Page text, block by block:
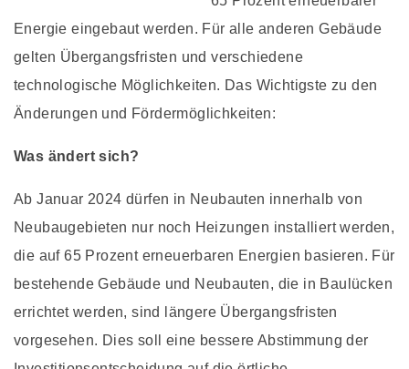
Energie eingebaut werden. Für alle anderen Gebäude
gelten Übergangsfristen und verschiedene
technologische Möglichkeiten. Das Wichtigste zu den
Änderungen und Fördermöglichkeiten:
Was ändert sich?
Ab Januar 2024 dürfen in Neubauten innerhalb von
Neubaugebieten nur noch Heizungen installiert werden,
die auf 65 Prozent erneuerbaren Energien basieren. Für
bestehende Gebäude und Neubauten, die in Baulücken
errichtet werden, sind längere Übergangsfristen
vorgesehen. Dies soll eine bessere Abstimmung der